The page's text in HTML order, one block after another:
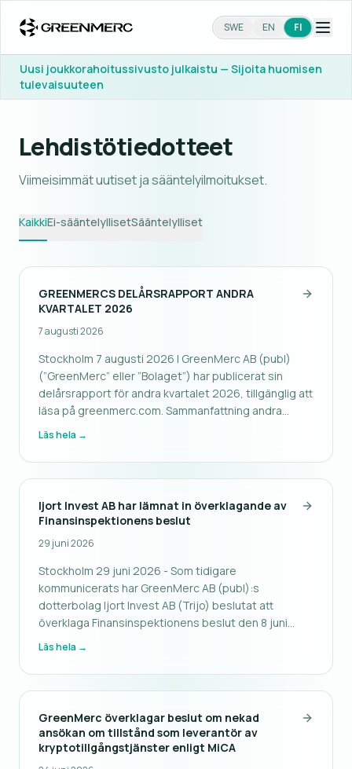
SWE EN FI
Uusi joukkorahoitussivusto julkaistu — Sijoita huomisen
tulevaisuuteen
Lehdistötiedotteet
Viimeisimmät uutiset ja sääntelyilmoitukset.
KaikkiEi-sääntelyllisetSääntelylliset
GREENMERCS DELÅRSRAPPORT ANDRA
KVARTALET 2026
7 augusti 2026
Stockholm 7 augusti 2026 | GreenMerc AB (publ)
(”GreenMerc” eller ”Bolaget”) har publicerat sin
delårsrapport för andra kvartalet 2026, tillgänglig att
läsa på greenmerc.com. Sammanfattning andra
kvartalet 1 april - 30 juni 2026 · Handelsvolymen
Nettoomsättningen för perioden uppgick
Läs hela →
Ijort Invest AB har lämnat in överklagande av
Finansinspektionens beslut
29 juni 2026
Stockholm 29 juni 2026 - Som tidigare
kommunicerats har GreenMerc AB (publ):s
dotterbolag Ijort Invest AB (Trijo) beslutat att
överklaga Finansinspektionens beslut den 8 juni
2026 (dnr 25-28282) om att avslå bolagets ansökan
kryptotillgångstjänster (CASP) enligt MiCA-
förordningen. Överkla
Läs hela →
GreenMerc överklagar beslut om nekad
ansökan om tillstånd som leverantör av
kryptotillgångstjänster enligt MiCA